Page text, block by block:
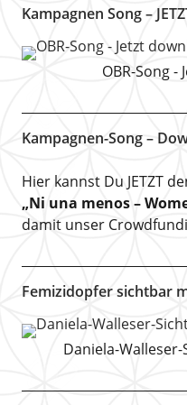
Kampagnen Song –
OBR-Song -
Kampagnen-Song –
Hier kannst Du JETZT
„Ni una menos –
damit unser
Femizidopfer sichtbar
Daniela-